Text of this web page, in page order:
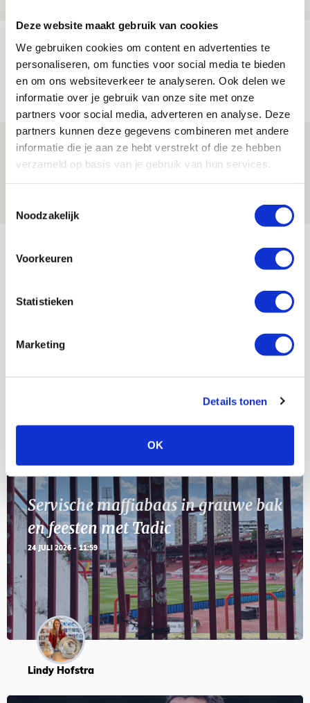
Deze website maakt gebruik van cookies
We gebruiken cookies om content en advertenties te
personaliseren, om functies voor social media te bieden
en om ons websiteverkeer te analyseren. Ook delen we
informatie over je gebruik van onze site met onze
partners voor social media, adverteren en analyse. Deze
partners kunnen deze gegevens combineren met andere
informatie die je aan ze hebt verstrekt of die ze hebben
verzameld op basis van je gebruik van hun services.
Noodzakelijk
Voorkeuren
Statistieken
Marketing
Details tonen
OK
Míchels elf: met welke formatie begin
jij aan nieuw eredivisieseizoen?
08 AUGUSTUS 2026 - 11:34
NIEUWS
Spelen bij Jong Ajax of Ajax 1? Dat
maakt Abdalla ‘geen reet’ uit
08 AUGUSTUS 2026 - 10:04
AGENDA
23
Selectiedag ballenjongens/-meiden
Servische maffiabaas in grauwe bak
en feesten met Tadic
24 JULI 2026 - 11:59
Lindy Hofstra